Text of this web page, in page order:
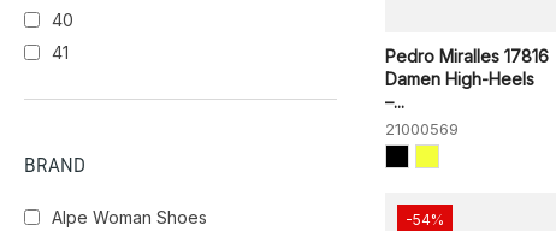
40
41
BRAND
Alpe Woman Shoes
Pedro Miralles 17816
Damen High-Heels
–...
21000569
-54%